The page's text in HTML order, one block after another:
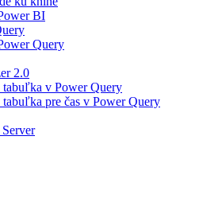
BI
Query
2.0
tabuľka v Power Query
tabuľka pre čas v Power Query